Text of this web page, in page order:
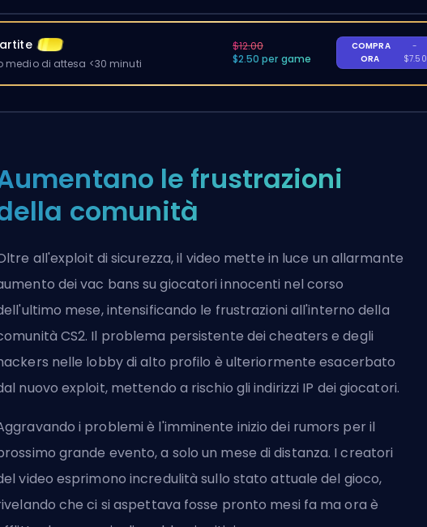
medio di attesa <30 minuti
$12.00
$2.50 per game
COMPRA
ORA
-
$7.50
le frustrazioni
comunità
all'exploit di sicurezza, il video mette in luce un allarmante
dei vac bans su giocatori innocenti nel corso
mese, intensificando le frustrazioni all'interno della
CS2. Il problema persistente dei cheaters e degli
nelle lobby di alto profilo è ulteriormente esacerbato
nuovo exploit, mettendo a rischio gli indirizzi IP dei giocatori.
i problemi è l'imminente inizio dei rumors per il
grande evento, a solo un mese di distanza. I creatori
video esprimono incredulità sullo stato attuale del gioco,
che ci si aspettava fosse pronto mesi fa ma ora è